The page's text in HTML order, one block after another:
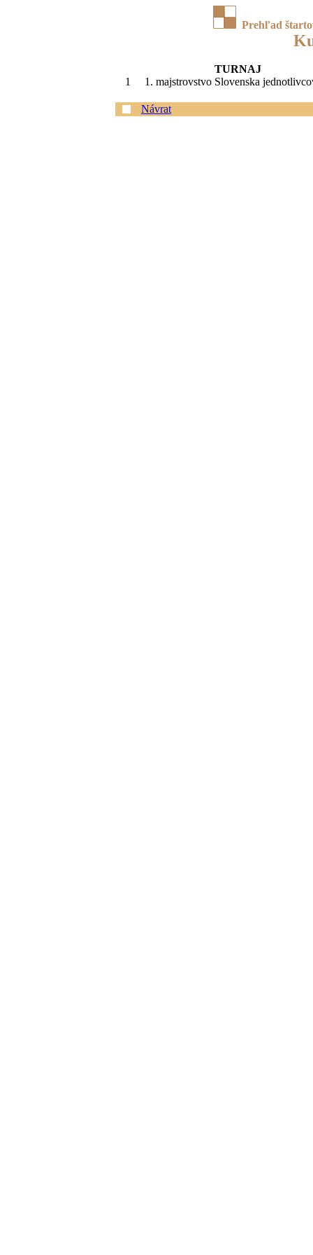
Prehľad
TURNAJ
1
1. majstrovstvo Slovenska
Návrat